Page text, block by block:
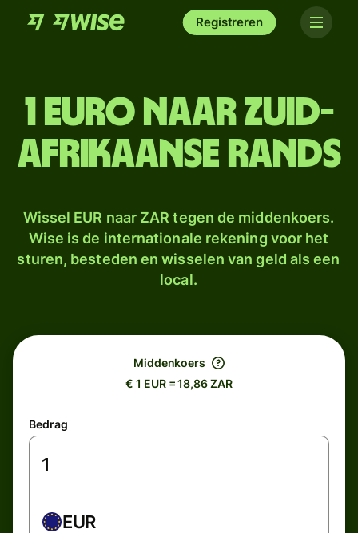
Registreren
1 euro naar Zuid-
Afrikaanse rands
Wissel EUR naar ZAR tegen de middenkoers.
Wise is de internationale rekening voor het
sturen, besteden en wisselen van geld als een
local.
Middenkoers
€ 1 EUR = 18,86 ZAR
Bedrag
EUR